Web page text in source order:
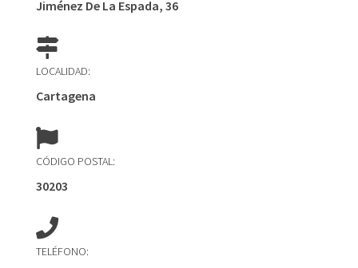
Jiménez De La Espada, 36
LOCALIDAD:
Cartagena
CÓDIGO POSTAL:
30203
TELÉFONO: